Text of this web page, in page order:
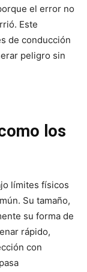
el error no
Este
de conducción
peligro sin
los
límites físicos
Su tamaño,
su forma de
rápido,
con